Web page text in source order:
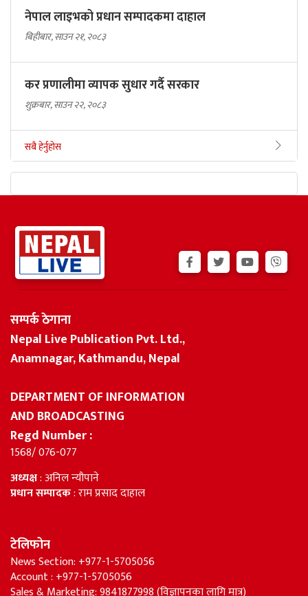
नेपाल लाइभको प्रधान सम्पादकमा दाहाल
बिहीबार, साउन २१, २०८३
कर प्रणालीमा व्यापक सुधार गर्दै सरकार
शुक्रबार, साउन २२, २०८३
सबै हेर्नुहोस
सम्पर्क ठेगाना
Nepal Live Publication Pvt. Ltd.,
Anamnagar, Kathmandu, Nepal
DEPARTMENT OF INFORMATION
AND BROADCASTING
Regd Number :
1568/ 076-077
अध्यक्ष: अनिल न्यौपाने
प्रधान सम्पादक: राम प्रसाद दाहाल
टेलिफोन
News Section: +977-1-5705056
Account : +977-1-5705056